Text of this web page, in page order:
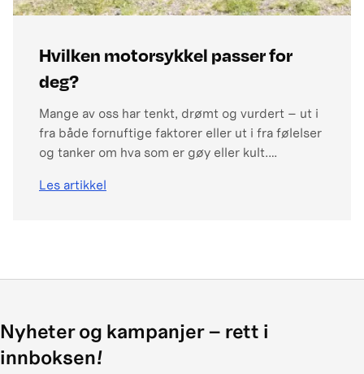
Hvilken motorsykkel passer for
deg?
Mange av oss har tenkt, drømt og vurdert – ut i
fra både fornuftige faktorer eller ut i fra følelser
og tanker om hva som er gøy eller kult.
spesifikasjoner eller muligheter i nærområdet
Les artikkel
Nyheter og kampanjer – rett i
innboksen!